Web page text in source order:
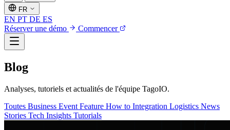
FR
EN PT DE ES
Réserver une démo
Commencer
Blog
Analyses, tutoriels et actualités de l'équipe TagoIO.
Toutes Business Event Feature How to Integration Logistics News
Stories Tech Insights Tutorials